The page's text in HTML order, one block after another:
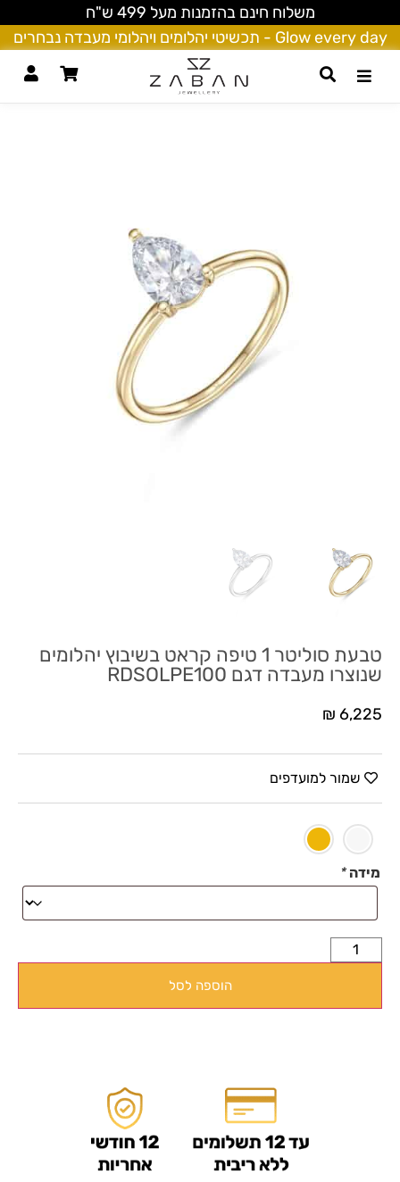
משלוח חינם בהזמנות מעל 499 ש"ח
Glow every day - תכשיטי יהלומים ויהלומי מעבדה נבחרים
טבעת סוליטר 1 טיפה קראט בשיבוץ יהלומים
שנוצרו מעבדה דגם RDSOLPE100
₪ 6,225
שמור למועדפים
מידה*
הוספה לסל